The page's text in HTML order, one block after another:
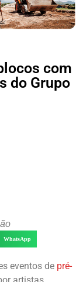
com
do Grupo
WhatsApp
eventos de pré-